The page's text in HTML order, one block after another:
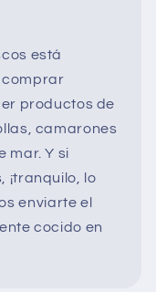
está
comprar
productos de
camarones
mar. Y si
¡tranquilo, lo
enviarte el
cocido en